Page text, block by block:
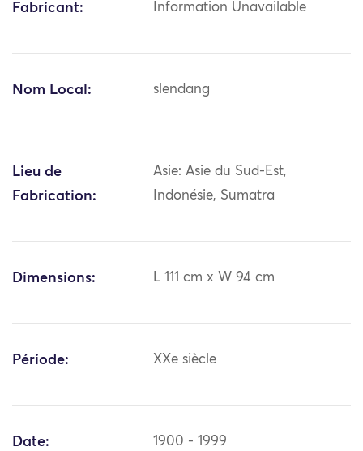
Fabricant: Information Unavailable
Nom Local: slendang
Lieu de
Fabrication:
Asie: Asie du Sud-Est,
Indonésie, Sumatra
Dimensions: L 111 cm x W 94 cm
Période: XXe siècle
Date: 1900 - 1999